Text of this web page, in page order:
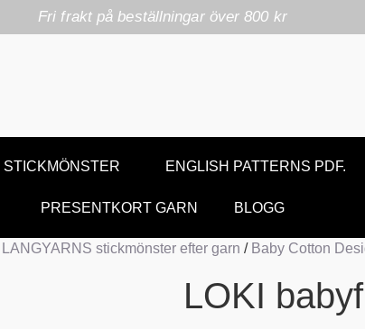
Fri frakt på beställningar över 800 kr
STICKMÖNSTER ENGLISH PATTERNS PDF.
PRESENTKORT GARN BLOGG
LANGYARNS stickmönster efter garn / Baby Cotton
LOKI